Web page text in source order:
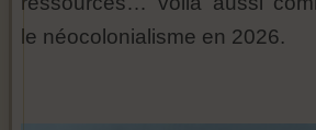
le néocolonialisme en 2026.